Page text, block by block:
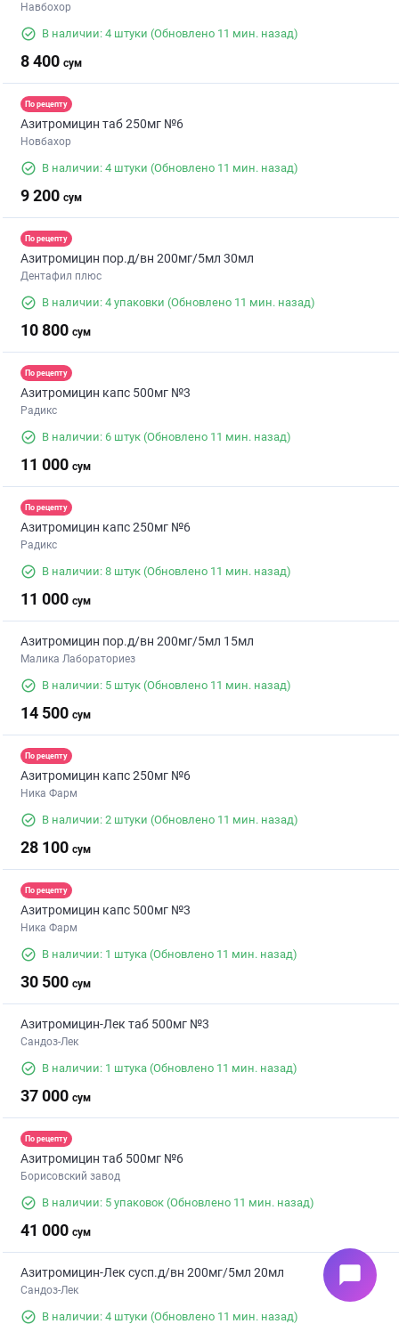
Навбохор
В наличии: 4 штуки (Обновлено 11 мин. назад)
8 400 сум
По рецепту
Азитромицин таб 250мг №6
Новбахор
В наличии: 4 штуки (Обновлено 11 мин. назад)
9 200 сум
По рецепту
Азитромицин пор.д/вн 200мг/5мл 30мл
Дентафил плюс
В наличии: 4 упаковки (Обновлено 11 мин. назад)
10 800 сум
По рецепту
Азитромицин капс 500мг №3
Радикс
В наличии: 6 штук (Обновлено 11 мин. назад)
11 000 сум
По рецепту
Азитромицин капс 250мг №6
Радикс
В наличии: 8 штук (Обновлено 11 мин. назад)
11 000 сум
Азитромицин пор.д/вн 200мг/5мл 15мл
Малика Лабораториез
В наличии: 5 штук (Обновлено 11 мин. назад)
14 500 сум
По рецепту
Азитромицин капс 250мг №6
Ника Фарм
В наличии: 2 штуки (Обновлено 11 мин. назад)
28 100 сум
По рецепту
Азитромицин капс 500мг №3
Ника Фарм
В наличии: 1 штука (Обновлено 11 мин. назад)
30 500 сум
Азитромицин-Лек таб 500мг №3
Сандоз-Лек
В наличии: 1 штука (Обновлено 11 мин. назад)
37 000 сум
По рецепту
Азитромицин таб 500мг №6
Борисовский завод
В наличии: 5 упаковок (Обновлено 11 мин. назад)
41 000 сум
Азитромицин-Лек сусп.д/вн 200мг/5мл 20мл
Сандоз-Лек
В наличии: 4 штуки (Обновлено 11 мин. назад)
chat_bubble